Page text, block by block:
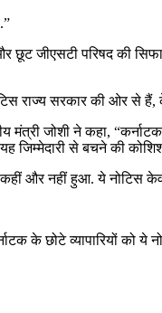
जीएसटी परिषद की
राज्य सरकार की ओर
जोशी ने कहा,
यह जिम्मेदारी से बचने की
कहीं और नहीं हुआ. ये नोटिस
छोटे व्यापारियों को ये